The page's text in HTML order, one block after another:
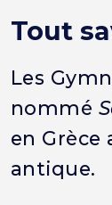
Tout
Les
nommé
en Grèce
antique.